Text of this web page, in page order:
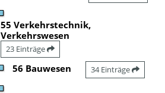
55 Verkehrstechnik,
Verkehrswesen
23 Einträge
56 Bauwesen 34 Einträge